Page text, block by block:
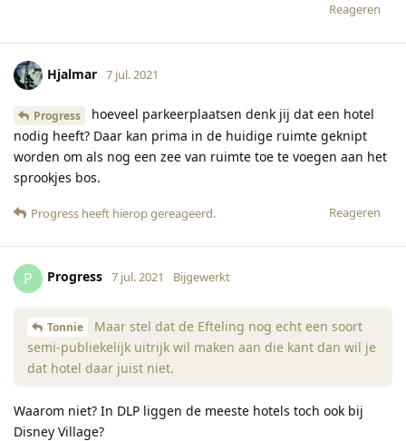
Reageren
Hjalmar 7 jul. 2021
Progress
hoeveel parkeerplaatsen denk jij dat een hotel
nodig heeft? Daar kan prima in de huidige ruimte geknipt
worden om als nog een zee van ruimte toe te voegen aan het
sprookjes bos.
Reageren
Progress heeft hierop gereageerd.
P Progress 7 jul. 2021 Bijgewerkt
Tonnie
Maar stel dat de Efteling nog echt een soort
semi-publiekelijk uitrijk wil maken aan die kant dan wil je
dat hotel daar juist niet.
Waarom niet? In DLP liggen de meeste hotels toch ook bij
Disney Village?